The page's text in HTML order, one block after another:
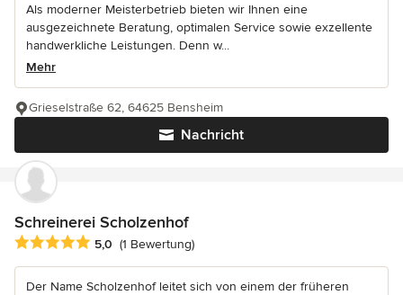
Als moderner Meisterbetrieb bieten wir Ihnen eine
ausgezeichnete Beratung, optimalen Service sowie exzellente
handwerkliche Leistungen. Denn w...
Mehr
Nachricht
Grieselstraße 62, 64625 Bensheim
Schreinerei Scholzenhof
Durchschnittliche Bewertung: 5 von 5 Sternen
5,0 (1 Bewertung)
Der Name Scholzenhof leitet sich von einem der früheren